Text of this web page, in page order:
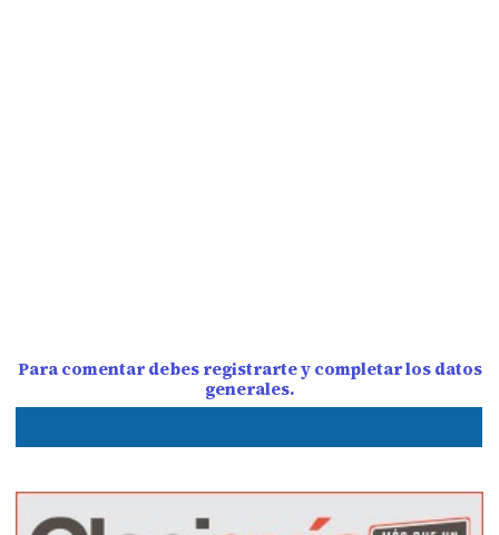
Para comentar debes registrarte y completar los datos
generales.